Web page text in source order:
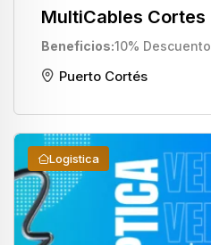
MultiCables Cortes
Beneficios 10% Descuento
Puerto Cortés
Logistica